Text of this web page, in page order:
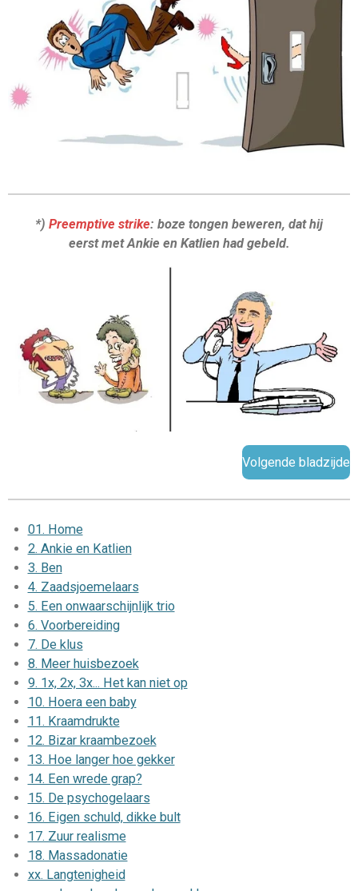
*) Preemptive strike: boze tongen beweren, dat hij
eerst met Ankie en Katlien had gebeld.
Volgende bladzijde
01. Home
2. Ankie en Katlien
3. Ben
4. Zaadsjoemelaars
5. Een onwaarschijnlijk trio
6. Voorbereiding
7. De klus
8. Meer huisbezoek
9. 1x, 2x, 3x... Het kan niet op
10. Hoera een baby
11. Kraamdrukte
12. Bizar kraambezoek
13. Hoe langer hoe gekker
14. Een wrede grap?
15. De psychogelaars
16. Eigen schuld, dikke bult
17. Zuur realisme
18. Massadonatie
xx. Langtenigheid